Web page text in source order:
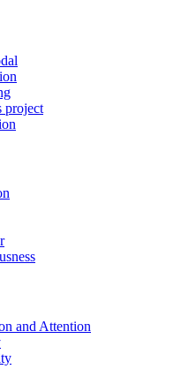
project
and Attention